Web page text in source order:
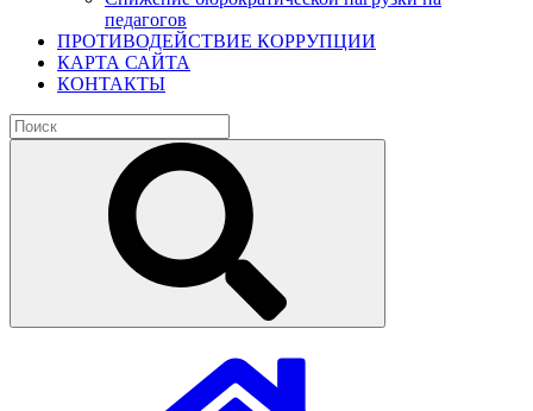
педагогов
ПРОТИВОДЕЙСТВИЕ КОРРУПЦИИ
КАРТА САЙТА
КОНТАКТЫ